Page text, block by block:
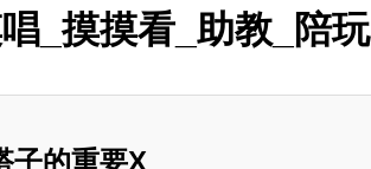
_摸摸看_助教_陪玩
的重要X